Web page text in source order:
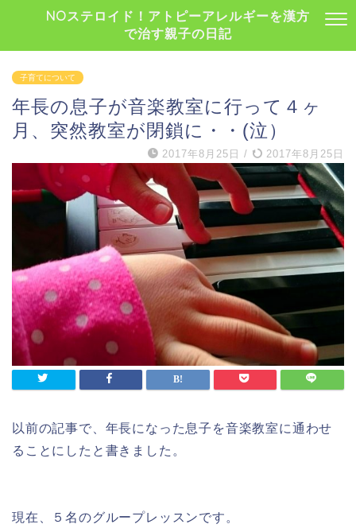
NOステロイド！アトピーアレルギーを漢方
で治す親子の日記
子育てについて
年長の息子が音楽教室に行って４ヶ
月、突然教室が閉鎖に・・(泣）
2017年8月25日 / 2017年8月25日
以前の記事で、年長になった息子を音楽教室に通わせ
ることにしたと書きました。
現在、５名のグループレッスンです。